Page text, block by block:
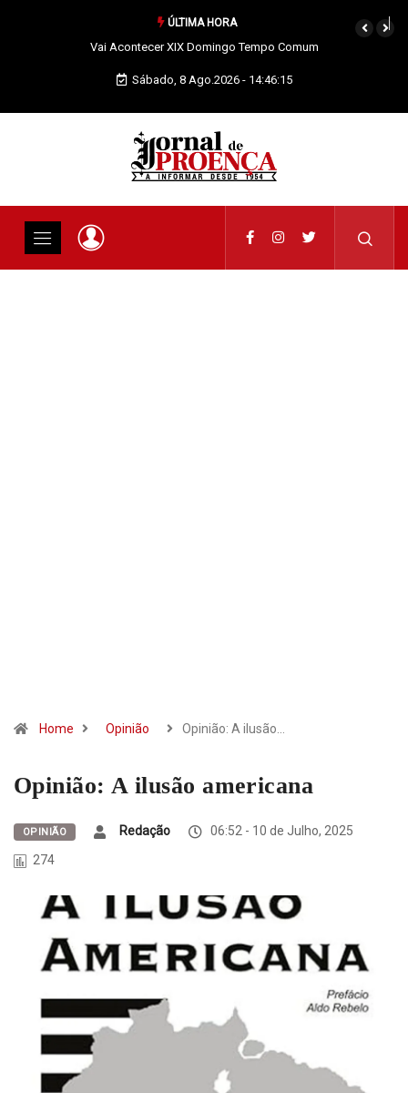
ÚLTIMA HORA
Vai Acontecer XIX Domingo Tempo Comum
Sábado, 8 Ago.2026 - 14:46:16
Home Opinião Opinião: A ilusão…
Opinião: A ilusão americana
OPINIÃO Redação
06:52 - 10 de Julho, 2025
274